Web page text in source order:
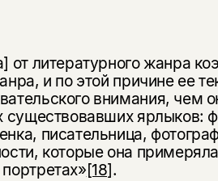
от литературного жанра
и по этой причине ее
внимания, чем
существовавших ярлыков:
писательница,
которые она
[18].